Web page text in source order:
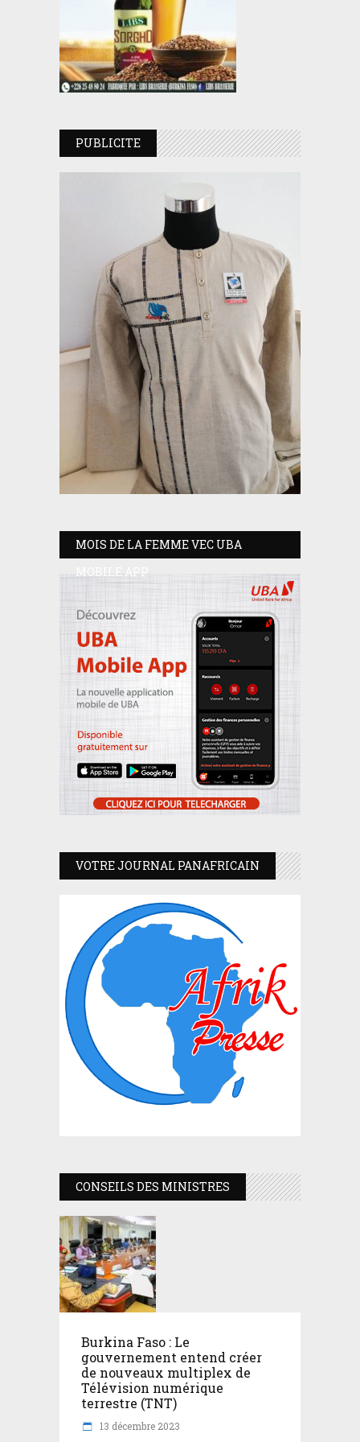
PUBLICITE
MOIS DE LA FEMME VEC UBA
MOBILE APP
VOTRE JOURNAL PANAFRICAIN
CONSEILS DES MINISTRES
Burkina Faso : Le
gouvernement entend créer
de nouveaux multiplex de
Télévision numérique
terrestre (TNT)
13 décembre 2023